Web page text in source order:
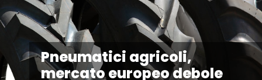
Pneumatici agricoli,
mercato europeo debole